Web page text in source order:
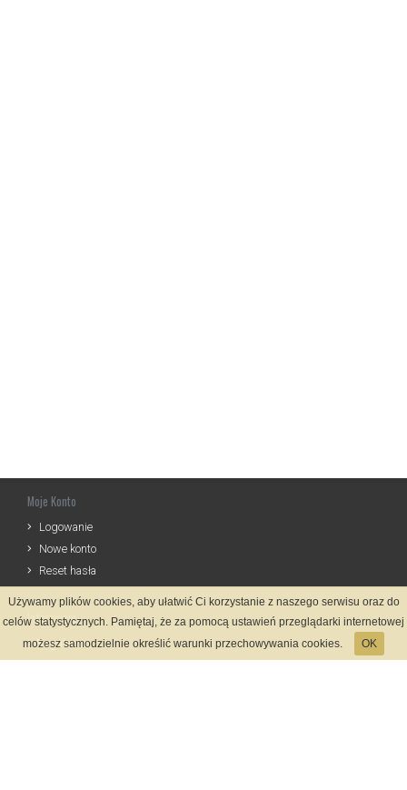
Moje Konto
Logowanie
Nowe konto
Reset hasła
Informacje
Regulamin
Używamy plików cookies, aby ułatwić Ci korzystanie z naszego serwisu oraz do
celów statystycznych. Pamiętaj, że za pomocą ustawień przeglądarki internetowej
możesz samodzielnie określić warunki przechowywania cookies.
OK